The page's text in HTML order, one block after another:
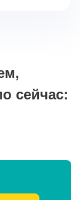
сейчас: